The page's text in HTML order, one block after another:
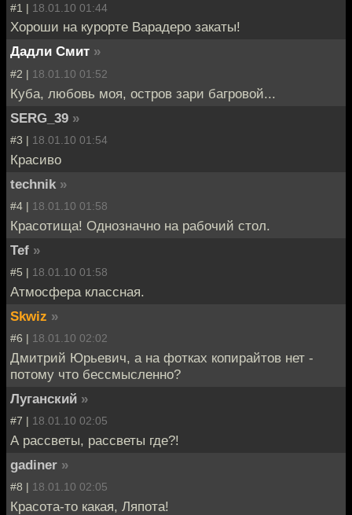
#1 | 18.01.10 01:44
Хороши на курорте Варадеро закаты!
Дадли Смит »
#2 | 18.01.10 01:52
Куба, любовь моя, остров зари багровой...
SERG_39 »
#3 | 18.01.10 01:54
Красиво
technik »
#4 | 18.01.10 01:58
Красотища! Однозначно на рабочий стол.
Tef »
#5 | 18.01.10 01:58
Атмосфера классная.
Skwiz »
#6 | 18.01.10 02:02
Дмитрий Юрьевич, а на фотках копирайтов нет -
потому что бессмысленно?
Луганский »
#7 | 18.01.10 02:05
А рассветы, рассветы где?!
gadiner »
#8 | 18.01.10 02:05
Красота-то какая, Ляпота!